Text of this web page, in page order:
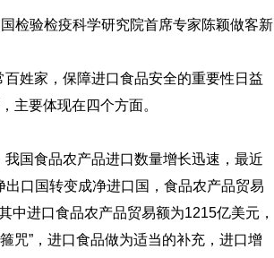
验检疫科学研究院首席专家陈颖做客新
姓家，保障进口食品安全的重要性日益
主要体现在四个方面。
我国食品农产品进口数量增长迅速，最近
口国转变成净进口国，食品农产品贸易
进口食品农产品贸易额为1215亿美元，
咒”，进口食品做为适当的补充，进口增